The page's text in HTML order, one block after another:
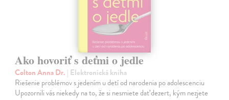
Ako hovoriť s deťmi o jedle
Colton Anna Dr. | Elektronická kniha
Riešenie problémov s jedením u detí od narodenia po adolescenciu
Upozornili vás niekedy na to, že si nesmiete dať dezert, kým nezjete